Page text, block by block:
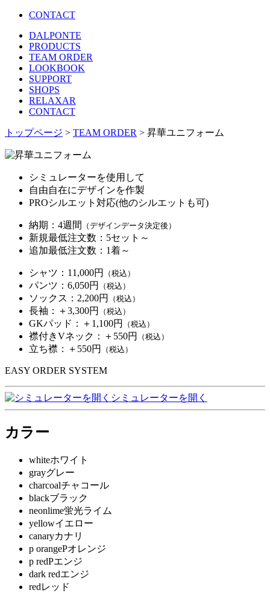
CONTACT
DALPONTE
PRODUCTS
TEAM ORDER
LOOKBOOK
SUPPORT
SHOPS
RELAXAR
CONTACT
トップページ > TEAM ORDER > 昇華ユニフォーム
シミュレーターを使用して
自由自在にデザインを作製
PROシルエット対応(他のシルエットも可)
納期： 4週間 （デザインデータ決定後）
新規最低注文数： 5セット～
追加最低注文数： 1着～
シャツ： 11,000円 （税込）
パンツ： 6,050円 （税込）
ソックス： 2,200円 （税込）
長袖： ＋3,300円 （税込）
GKパッド： ＋1,100円 （税込）
襟付きVネック： ＋550円 （税込）
立ち襟： ＋550円 （税込）
EASY ORDER SYSTEM
シミュレーターを開く
カラー
whiteホワイト
grayグレー
charcoalチャコール
blackブラック
neonlime蛍光ライム
yellowイエロー
canaryカナリ
p orangePオレンジ
p redPエンジ
dark redエンジ
redレッド